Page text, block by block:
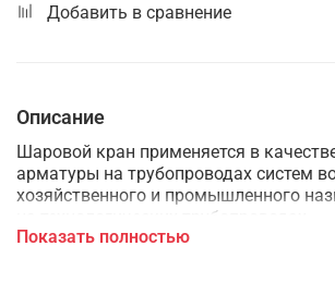
Добавить в сравнение
Описание
Шаровой кран применяется в
арматуры на трубопроводах систем
хозяйственного и промышленного
на технологических трубопроводах,
транспортирующих жидкости, не
Показать полностью